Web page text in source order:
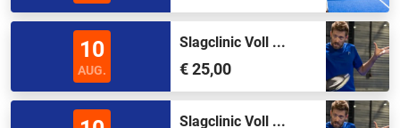
10
AUG.
Slagclinic Voll ...
€ 25,00
Slagclinic Voll ...